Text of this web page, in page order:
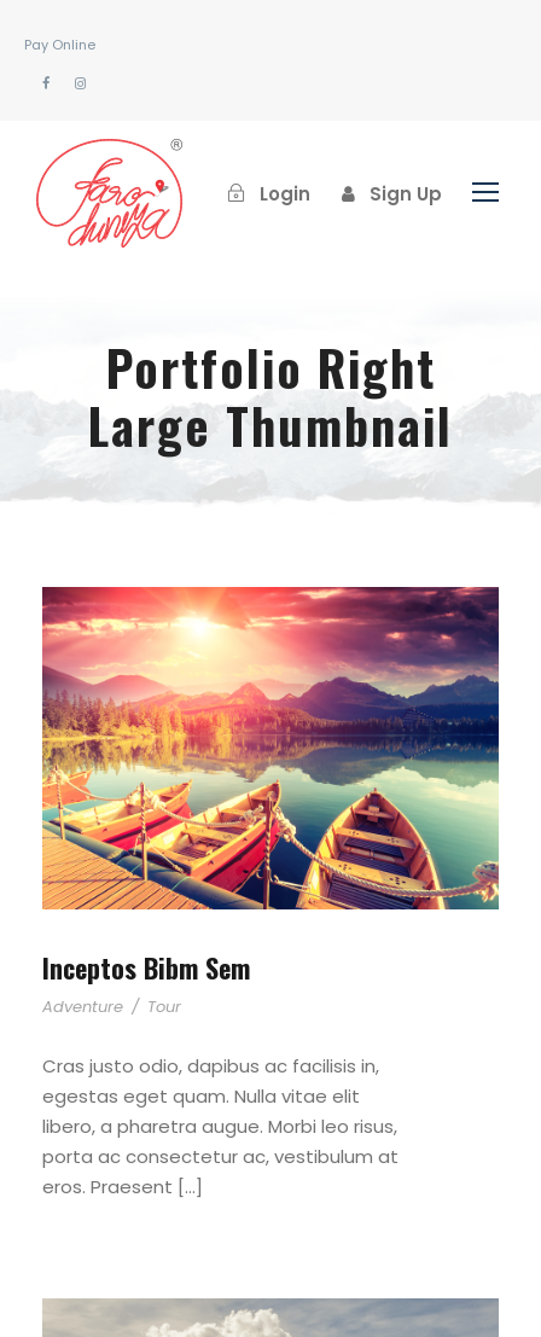
Pay Online
Login Sign Up
Portfolio Right
Large Thumbnail
Inceptos Bibm Sem
Adventure / Tour
Cras justo odio, dapibus ac facilisis in,
egestas eget quam. Nulla vitae elit
libero, a pharetra augue. Morbi leo risus,
porta ac consectetur ac, vestibulum at
eros. Praesent […]